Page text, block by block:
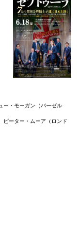
ー・モーガン（バーゼル
ピーター・ムーア（ロンド